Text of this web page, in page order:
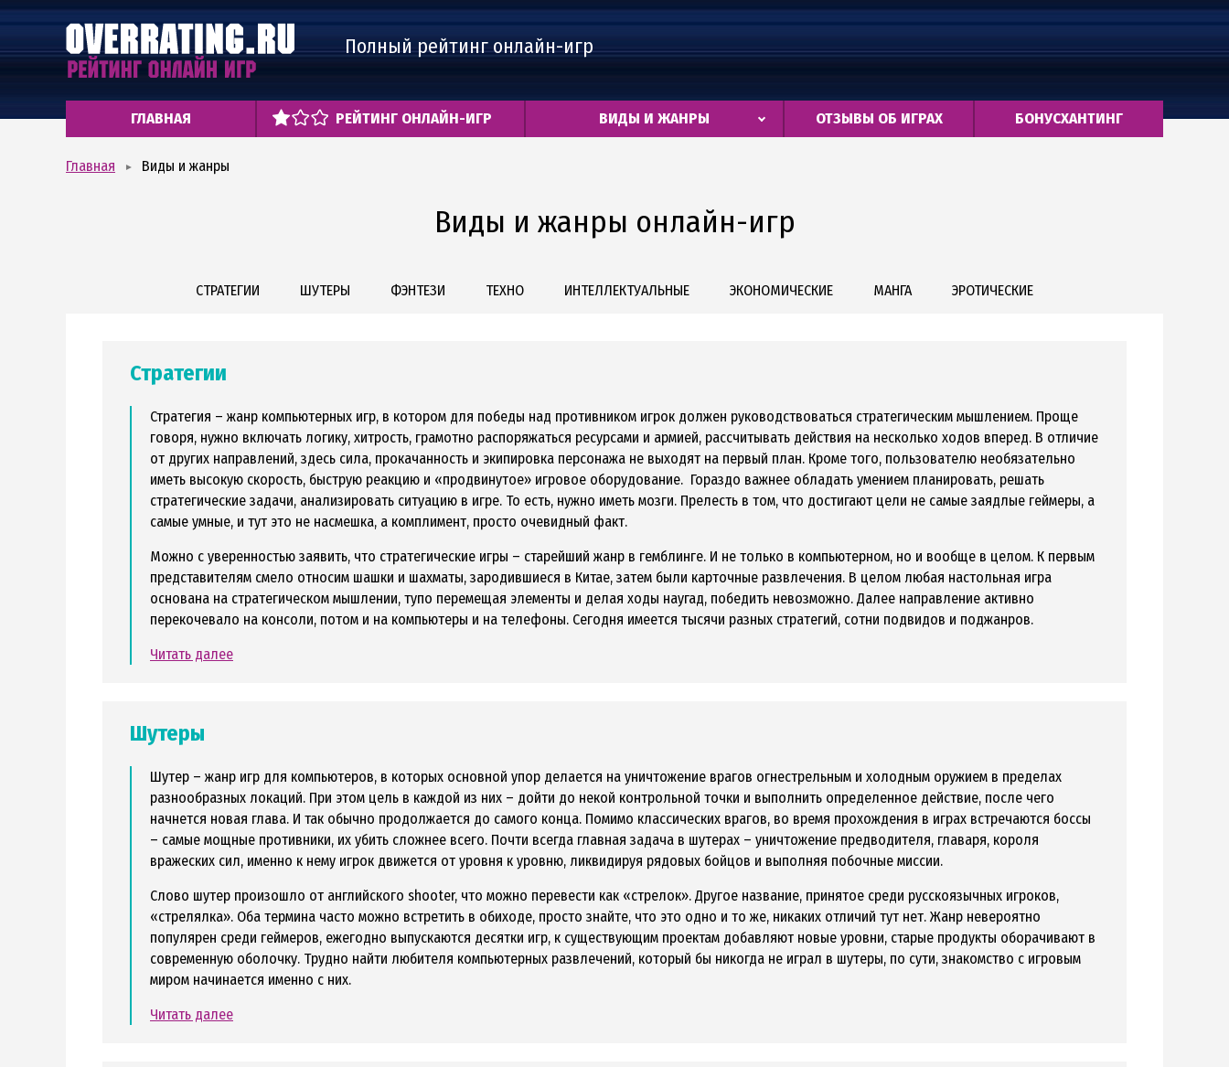
Полный рейтинг онлайн-игр
ГЛАВНАЯ РЕЙТИНГ ОНЛАЙН-ИГР ВИДЫ И ЖАНРЫ ОТЗЫВЫ ОБ ИГРАХ БОНУСХАНТИНГ
Главная Виды и жанры
Виды и жанры онлайн-игр
СТРАТЕГИИ ШУТЕРЫ ФЭНТЕЗИ ТЕХНО ИНТЕЛЛЕКТУАЛЬНЫЕ ЭКОНОМИЧЕСКИЕ МАНГА ЭРОТИЧЕСКИЕ
Стратегии
Стратегия – жанр компьютерных игр, в котором для победы над противником игрок должен руководствоваться стратегическим мышлением. Проще
говоря, нужно включать логику, хитрость, грамотно распоряжаться ресурсами и армией, рассчитывать действия на несколько ходов вперед. В отличие
от других направлений, здесь сила, прокачанность и экипировка персонажа не выходят на первый план. Кроме того, пользователю необязательно
иметь высокую скорость, быструю реакцию и «продвинутое» игровое оборудование. Гораздо важнее обладать умением планировать, решать
стратегические задачи, анализировать ситуацию в игре. То есть, нужно иметь мозги. Прелесть в том, что достигают цели не самые заядлые геймеры, а
самые умные, и тут это не насмешка, а комплимент, просто очевидный факт.
Можно с уверенностью заявить, что стратегические игры – старейший жанр в гемблинге. И не только в компьютерном, но и вообще в целом. К первым
представителям смело относим шашки и шахматы, зародившиеся в Китае, затем были карточные развлечения. В целом любая настольная игра
основана на стратегическом мышлении, тупо перемещая элементы и делая ходы наугад, победить невозможно. Далее направление активно
перекочевало на консоли, потом и на компьютеры и на телефоны. Сегодня имеется тысячи разных стратегий, сотни подвидов и поджанров.
Читать далее
Шутеры
Шутер – жанр игр для компьютеров, в которых основной упор делается на уничтожение врагов огнестрельным и холодным оружием в пределах
разнообразных локаций. При этом цель в каждой из них – дойти до некой контрольной точки и выполнить определенное действие, после чего
начнется новая глава. И так обычно продолжается до самого конца. Помимо классических врагов, во время прохождения в играх встречаются боссы
– самые мощные противники, их убить сложнее всего. Почти всегда главная задача в шутерах – уничтожение предводителя, главаря, короля
вражеских сил, именно к нему игрок движется от уровня к уровню, ликвидируя рядовых бойцов и выполняя побочные миссии.
Слово шутер произошло от английского shooter, что можно перевести как «стрелок». Другое название, принятое среди русскоязычных игроков,
«стрелялка». Оба термина часто можно встретить в обиходе, просто знайте, что это одно и то же, никаких отличий тут нет. Жанр невероятно
популярен среди геймеров, ежегодно выпускаются десятки игр, к существующим проектам добавляют новые уровни, старые продукты оборачивают в
современную оболочку. Трудно найти любителя компьютерных развлечений, который бы никогда не играл в шутеры, по сути, знакомство с игровым
миром начинается именно с них.
Читать далее